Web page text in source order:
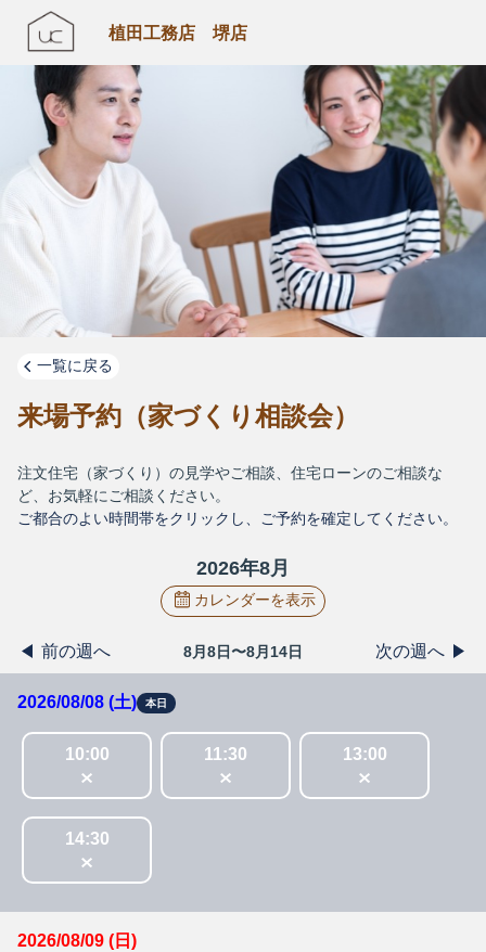
植田工務店 堺店
一覧に戻る
来場予約（家づくり相談会）
注文住宅（家づくり）の見学やご相談、住宅ローンのご相談な
ど、お気軽にご相談ください。
ご都合のよい時間帯をクリックし、ご予約を確定してください。
2026年8月
カレンダーを表示
前の週へ 8月8日〜8月14日 次の週へ
2026/08/08 (土) 本日
10:00 11:30 13:00
14:30
2026/08/09 (日)